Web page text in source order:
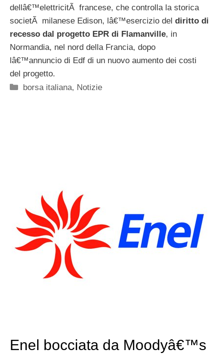
dellâ€™elettricitÃ francese, che controlla la storica
societÃ milanese Edison, lâ€™esercizio del diritto di
recesso dal progetto EPR di Flamanville, in
Normandia, nel nord della Francia, dopo
lâ€™annuncio di Edf di un nuovo aumento dei costi
del progetto.
Categorie
borsa italiana, Notizie
Enel bocciata da Moodyâ€™s